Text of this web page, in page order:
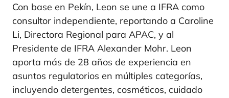
Con base en Pekín, Leon se une a IFRA como
consultor independiente, reportando a Caroline
Li, Directora Regional para APAC, y al
Presidente de IFRA Alexander Mohr. Leon
aporta más de 28 años de experiencia en
asuntos regulatorios en múltiples categorías,
incluyendo detergentes, cosméticos, cuidado